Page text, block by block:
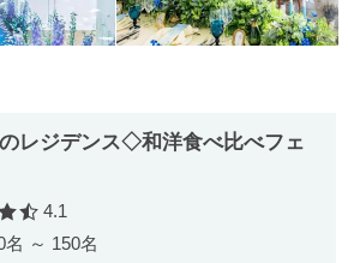
レジデンス◇和洋食べ比べフェ
口コミ評価
4.1
名 ～ 150名